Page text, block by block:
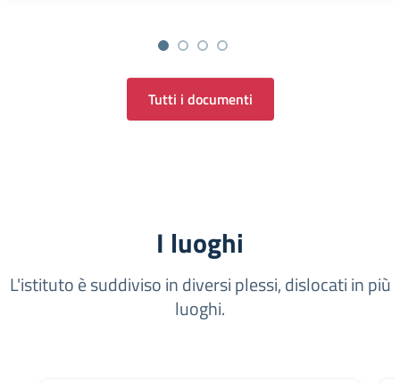
Tutti i documenti
I luoghi
L'istituto è suddiviso in diversi plessi, dislocati in più
luoghi.